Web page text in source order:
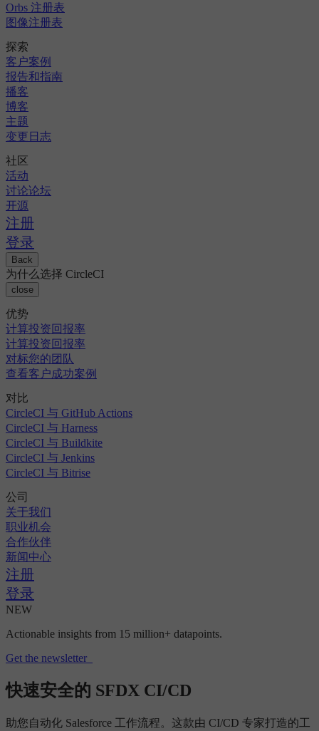
Orbs 注册表
图像注册表
探索
客户案例
报告和指南
播客
博客
主题
变更日志
社区
活动
讨论论坛
开源
注册
登录
Back
为什么选择 CircleCI
close
优势
计算投资回报率
计算投资回报率
对标您的团队
查看客户成功案例
对比
CircleCI 与 GitHub Actions
CircleCI 与 Harness
CircleCI 与 Buildkite
CircleCI 与 Jenkins
CircleCI 与 Bitrise
公司
关于我们
职业机会
合作伙伴
新闻中心
注册
登录
NEW
Actionable insights from 15 million+ datapoints.
Get the newsletter
快速安全的 SFDX CI/CD
助您自动化 Salesforce 工作流程。这款由 CI/CD 专家打造的工